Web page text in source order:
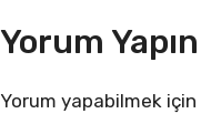
Yorum Yapın
Yorum yapabilmek için